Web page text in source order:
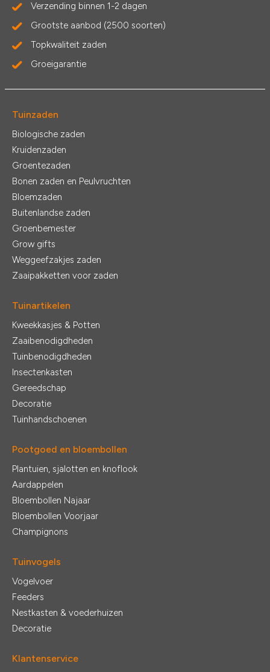
Verzending binnen 1-2 dagen
Grootste aanbod (2500 soorten)
Topkwaliteit zaden
Groeigarantie
Tuinzaden
Biologische zaden
Kruidenzaden
Groentezaden
Bonen zaden en Peulvruchten
Bloemzaden
Buitenlandse zaden
Groenbemester
Grow gifts
Weggeefzakjes zaden
Zaaipakketten voor zaden
Tuinartikelen
Kweekkasjes & Potten
Zaaibenodigdheden
Tuinbenodigdheden
Insectenkasten
Gereedschap
Decoratie
Tuinhandschoenen
Pootgoed en bloembollen
Plantuien, sjalotten en knoflook
Aardappelen
Bloembollen Najaar
Bloembollen Voorjaar
Champignons
Tuinvogels
Vogelvoer
Feeders
Nestkasten & voederhuizen
Decoratie
Klantenservice